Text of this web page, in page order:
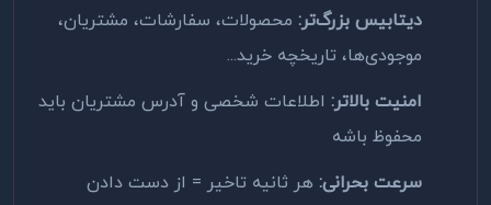
دیتابیس بزرگ‌تر: محصولات، سفارشات، مشتریان،
موجودی‌ها، تاریخچه خرید...
امنیت بالاتر: اطلاعات شخصی و آدرس مشتریان باید
محفوظ باشه
سرعت بحرانی: هر ثانیه تاخیر = از دست دادن